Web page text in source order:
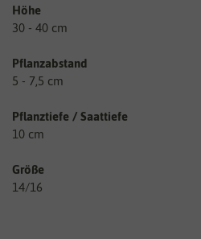
Höhe
30 - 40 cm
Pflanzabstand
5 - 7,5 cm
Pflanztiefe / Saattiefe
10 cm
Größe
14/16